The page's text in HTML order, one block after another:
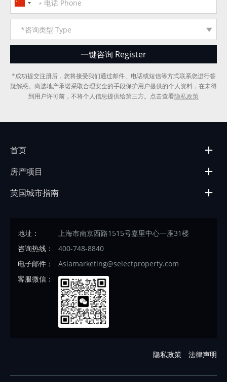
*成功提交注册后，您将接受我们通过邮件、电话或短信等方式联系您进行答
疑解惑。尚选地产承诺采取合理安全的手段保护用户提供的个人资料，在未得
到用户许可前，不将个人信息提供给第三方。点击查看隐私政策
首页
房产项目
英国城市指南
地址：
上海市南京西路1515号嘉里中心一座31楼
咨询热线：
400-748-8840
电子邮件：
Asiamarketing@selectproperty.com
客服微信：
隐私政策 法律声明